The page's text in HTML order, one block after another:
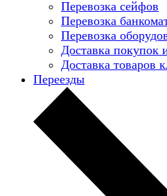
Перевозка сейфов
Перевозка
Перевозка
Доставка покупок
Доставка товаров
Переезды